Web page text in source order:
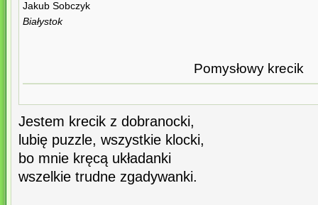
Jakub Sobczyk
Białystok
Pomysłowy krecik
Jestem krecik z dobranocki,
lubię puzzle, wszystkie klocki,
bo mnie kręcą układanki
wszelkie trudne zgadywanki.